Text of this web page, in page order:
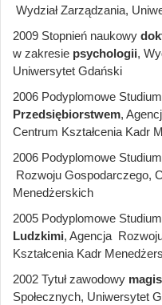
Wydział Zarządzania,
2009 Stopnień naukowy
w zakresie psychologii,
Uniwersytet Gdański
2006 Podyplomowe
Przedsiębiorstwem,
Centrum Kształcenia Kadr
2006 Podyplomowe
Rozwoju Gospodarczego,
Menedżerskich
2005 Podyplomowe
Ludzkimi, Agencja
Kształcenia Kadr
2002 Tytuł zawodowy
Społecznych, Uniwersytet